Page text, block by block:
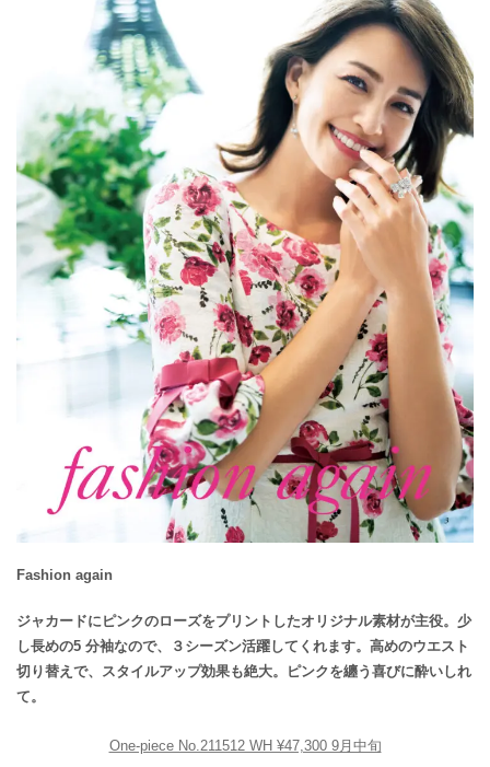
Fashion again
ジャカードにピンクのローズをプリントしたオリジナル素材が主役。少
し長めの5 分袖なので、３シーズン活躍してくれます。高めのウエスト
切り替えで、スタイルアップ効果も絶大。ピンクを纏う喜びに酔いしれ
て。
One-piece No.211512 WH ¥47,300 9月中旬